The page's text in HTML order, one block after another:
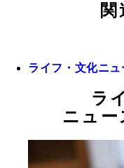
関
ライフ・文化ニ
ラ
ニュー